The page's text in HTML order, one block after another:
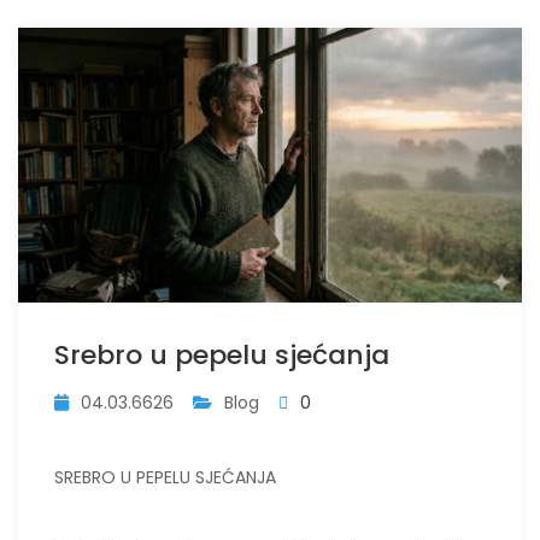
Srebro u pepelu sjećanja
04.03.6626 Blog 0
SREBRO U PEPELU SJEĆANJA